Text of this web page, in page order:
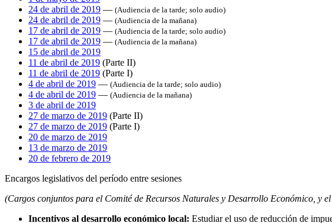
24 de abril de 2019 — (Audiencia de la tarde; solo audio)
24 de abril de 2019 — (Audiencia de la mañana)
17 de abril de 2019 — (Audiencia de la tarde; solo audio)
17 de abril de 2019 — (Audiencia de la mañana)
15 de abril de 2019
11 de abril de 2019 (Parte II)
11 de abril de 2019 (Parte I)
4 de abril de 2019 — (Audiencia de la tarde; solo audio)
4 de abril de 2019 — (Audiencia de la mañana)
3 de abril de 2019
27 de marzo de 2019 (Parte II)
27 de marzo de 2019 (Parte I)
20 de marzo de 2019
13 de marzo de 2019
20 de febrero de 2019
Encargos legislativos del período entre sesiones
(Cargos conjuntos para el Comité de Recursos Naturales y Desarrollo Económico, y el
Incentivos al desarrollo económico local: Estudiar el uso de reducción de